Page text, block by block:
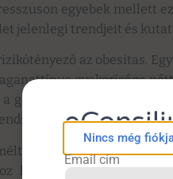
egyebek mellett
jelenlegi trendjeit és
az obesitas.
gyakorisága
gastrointestinalis rákok,
daganatai.
földrajzi különbségek
hasonló tendenciákról
Nincs még
Email cím